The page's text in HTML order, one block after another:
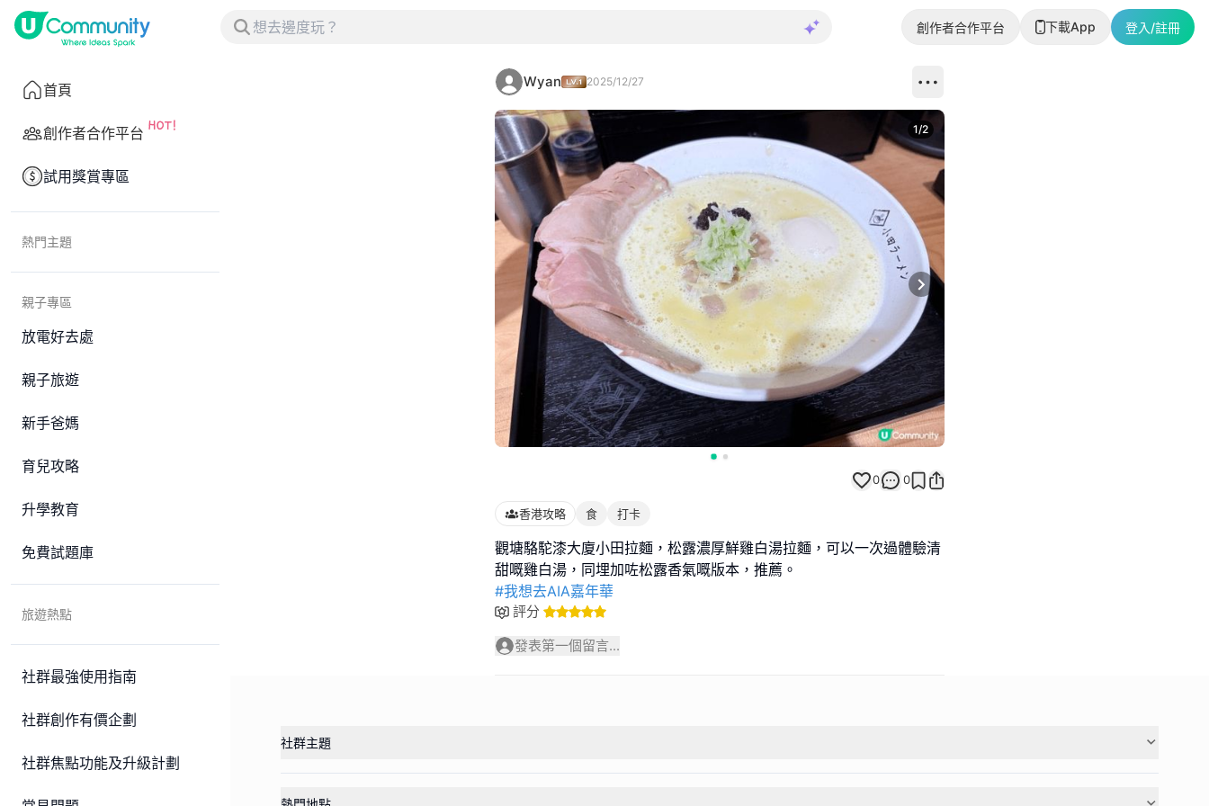
創作者合作平台 下載App 登入/註冊
首頁
創作者合作平台
試用獎賞專區
熱門主題
親子專區
放電好去處
親子旅遊
新手爸媽
育兒攻略
升學教育
免費試題庫
旅遊熱點
社群最強使用指南
社群創作有價企劃
社群焦點功能及升級計劃
Wyan 2025/12/27
Next slide
1/2
0 0
香港攻略 食 打卡
觀塘駱駝漆大廈小田拉麵，松露濃厚鮮雞白湯拉麵，可以一次過體驗清
#我想去AIA嘉年華
評分
發表第一個留言...
社群主題